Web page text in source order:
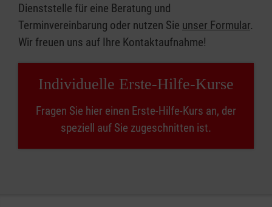
Dienststelle für eine Beratung und
Terminvereinbarung oder nutzen Sie unser Formular.
Wir freuen uns auf Ihre Kontaktaufnahme!
Individuelle Erste-Hilfe-Kurse
Fragen Sie hier einen Erste-Hilfe-Kurs an, der
speziell auf Sie zugeschnitten ist.